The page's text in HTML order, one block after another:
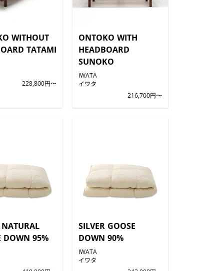
WITHOUT
TATAMI
228,800円〜
ONTOKO WITH
HEADBOARD
SUNOKO
IWATA
イワタ
216,700円〜
NATURAL
DOWN 95%
SILVER GOOSE
DOWN 90%
IWATA
イワタ